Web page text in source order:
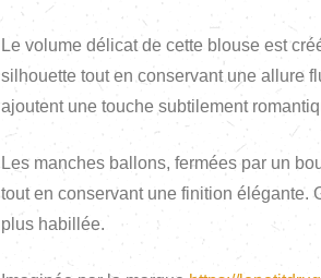
Le volume délicat de cette blouse est
silhouette tout en conservant une allure
ajoutent une touche subtilement
Les manches ballons, fermées par un
tout en conservant une finition élégante.
plus habillée.